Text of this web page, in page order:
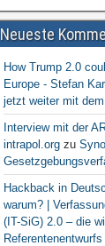
Neueste
How Trump 2.0
Europe - Stefan
jetzt weiter mit
Interview mit der
intrapol.orgzu
Hackback in
warum? |
(IT-SiG) 2.0 – die